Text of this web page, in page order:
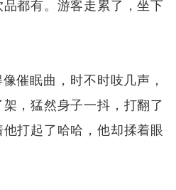
都有。游客走累了，坐下
催眠曲，时不时吱几声，
，猛然身子一抖，打翻了
打起了哈哈，他却揉着眼